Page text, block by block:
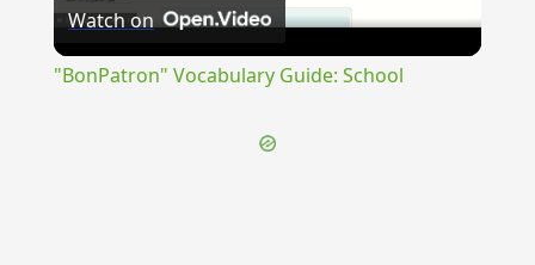
Watch on
"BonPatron" Vocabulary Guide: School